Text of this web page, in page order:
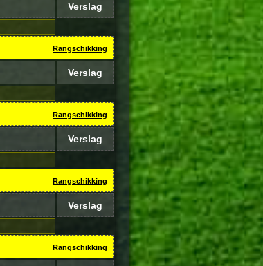
Verslag
Rangschikking
Verslag
Rangschikking
Verslag
Rangschikking
Verslag
Rangschikking